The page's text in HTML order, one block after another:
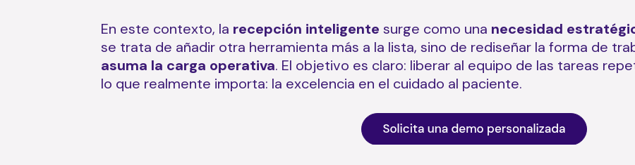
En este contexto, la recepción inteligente surge como una necesidad
se trata de añadir otra herramienta más a la lista, sino de rediseñar la forma de
asuma la carga operativa. El objetivo es claro: liberar al equipo de las tareas
lo que realmente importa: la excelencia en el cuidado al paciente.